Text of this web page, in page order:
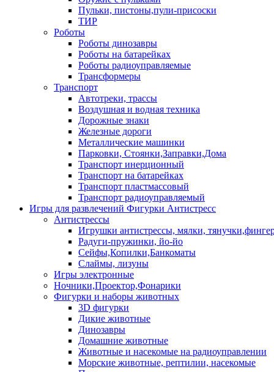
Пульки, пистоны,пули-присоски
ТИР
Роботы
Роботы динозавры
Роботы на батарейках
Роботы радиоуправляемые
Трансформеры
Транспорт
Автотреки, трассы
Воздушная и водная техника
Дорожные знаки
Железные дороги
Металлические машинки
Парковки, Стоянки,Заправки,Дома
Транспорт инерционный
Транспорт на батарейках
Транспорт пластмассовый
Транспорт радиоуправляемый
Игры для развлечений Фигурки Антистресс
Антистрессы
Игрушки антистрессы, мялки,
Радуги-пружинки, йо-йо
Сейфы,Копилки,Банкоматы
Слаймы, лизуны
Игры электронные
Ночники,Проектор,Фонарики
Фигурки и наборы животных
3D фигурки
Дикие животные
Динозавры
Домашние животные
Животные и насекомые на радиоуправлении
Морские животные, рептилии, насекомые